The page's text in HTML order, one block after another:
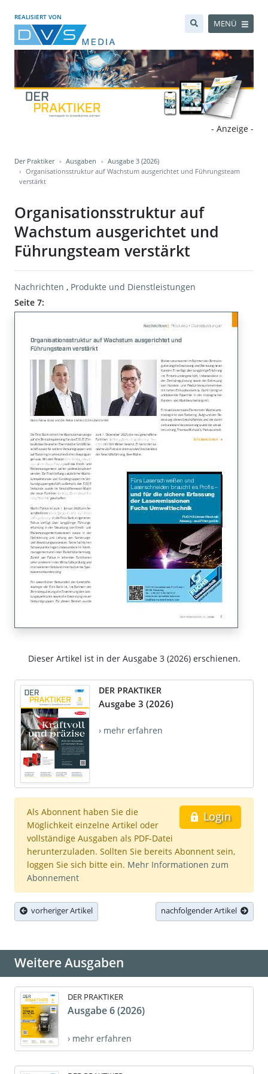
REALISIERT VON
MENÜ
- Anzeige -
Der Praktiker Ausgaben
Ausgabe 3 (2026)
Organisationsstruktur auf Wachstum ausgerichtet und Führungsteam
verstärkt
Organisationsstruktur auf
Wachstum ausgerichtet und
Führungsteam verstärkt
Nachrichten , Produkte und Dienstleistungen
Seite 7:
Dieser Artikel ist in der Ausgabe 3 (2026) erschienen.
DER PRAKTIKER
Ausgabe 3 (2026)
› mehr erfahren
Login
Als Abonnent haben Sie die
Möglichkeit einzelne Artikel oder
vollständige Ausgaben als PDF-Datei
herunterzuladen. Sollten Sie bereits Abonnent sein,
loggen Sie sich bitte ein. Mehr Informationen zum
Abonnement
vorheriger Artikel nachfolgender Artikel
Weitere Ausgaben
DER PRAKTIKER
Ausgabe 6 (2026)
› mehr erfahren